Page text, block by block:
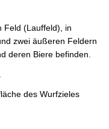
Feld (Lauffeld), in
zwei äußeren Feldern
deren Biere befinden.
des Wurfzieles